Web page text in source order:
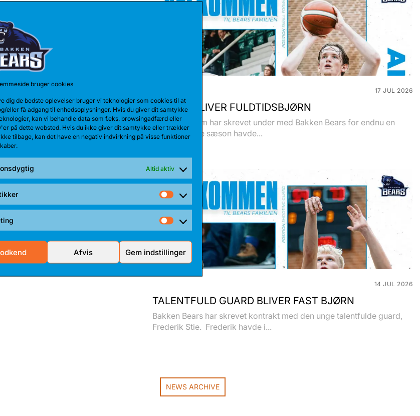
bruger cookies
dig de bedste oplevelser bruger vi teknologier som cookies til at
eller få adgang til enhedsoplysninger. Hvis du giver dit samtykke
kan vi behandle data som f.eks. browsingadfærd eller
på dette websted. Hvis du ikke giver dit samtykke eller trækker
tilbage, kan det have en negativ indvirkning på visse funktioner
Altid aktiv
Statistikker
Marketing
Afvis Gem indstillinger
DBBF/2054106/bs.html
17 JUL 2026
TALENT BLIVER FULDTIDSBJØRN
Anton Katholm har skrevet under med Bakken Bears for endnu en
sæson. Sidste sæson havde...
14 JUL 2026
TALENTFULD GUARD BLIVER FAST BJØRN
Bakken Bears har skrevet kontrakt med den unge talentfulde guard,
Frederik Stie. Frederik havde i...
NEWS ARCHIVE